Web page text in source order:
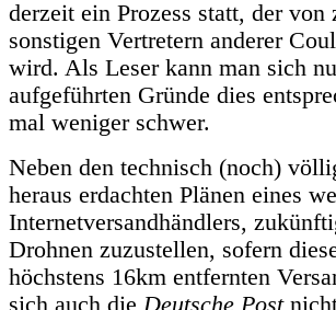
derzeit ein Prozess statt, der
sonstigen Vertretern anderer
wird. Als Leser kann man sich
aufgeführten Gründe dies
mal weniger schwer.
Neben den technisch (noch)
heraus erdachten Plänen eines
Internetversandhändlers,
Drohnen zuzustellen, sofern
höchstens 16km entfernten
sich auch dieDeutsche Postnicht